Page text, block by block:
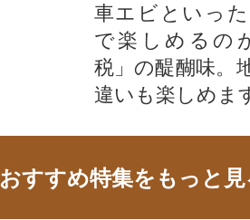
車エビといっ
で楽しめるの
税」の醍醐味。
違いも楽しめま
おすすめ特集をもっと